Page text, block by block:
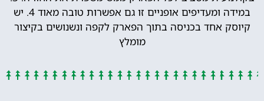
במידה ומעדיפים אופניים זו גם אפשרות טובה מאוד 4. יש
קיוסק אחד בכניסה בתוך הפארק לקפה ונשנושים בקיצור
מומלץ